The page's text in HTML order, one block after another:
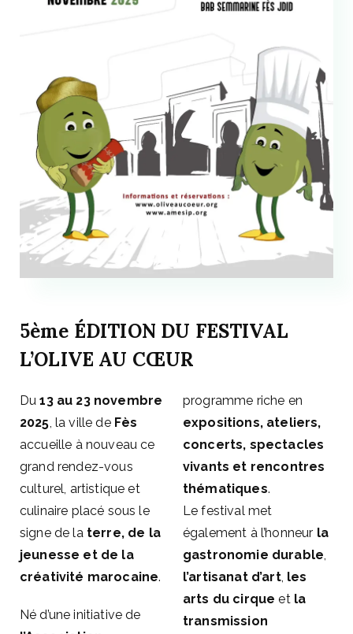
5ème ÉDITION DU FESTIVAL
L’OLIVE AU CŒUR
Du13 au 23 novembre
2025, la ville de Fès
accueille à nouveau ce
grand rendez-vous
culturel, artistique et
culinaire placé sous le
signe de la terre, de la
jeunesse et de la
créativité marocaine.
Né d’une initiative de
programme riche en
expositions, ateliers,
concerts, spectacles
vivants et rencontres
thématiques.
Le festival met
également à l’honneur la
gastronomie durable,
l’artisanat d’art, les
arts du cirque et la
transmission